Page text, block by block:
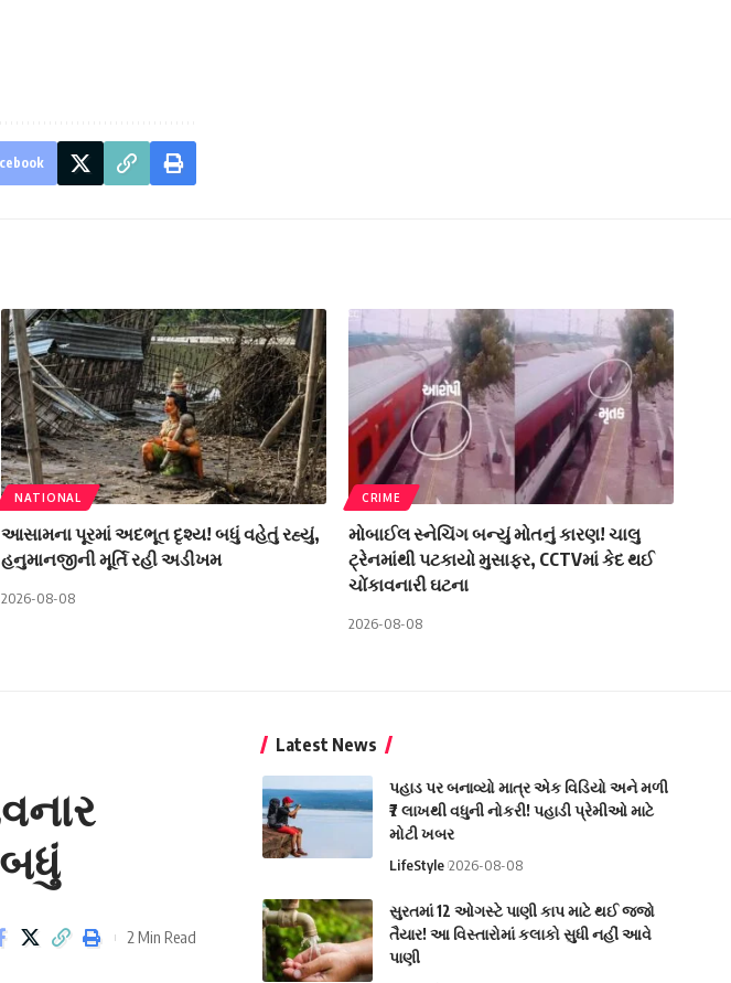
NATIONAL
આસામના પૂરમાં અદભૂત દૃશ્ય! બધું વહેતું રહ્યું,
હનુમાનજીની મૂર્તિ રહી અડીખમ
2026-08-08
CRIME
મોબાઈલ સ્નેચિંગ બન્યું મોતનું કારણ! ચાલુ
ટ્રેનમાંથી પટકાયો મુસાફર, CCTVમાં કેદ થઈ
ચોંકાવનારી ઘટના
2026-08-08
2 Min Read
Latest News
પહાડ પર બનાવ્યો માત્ર એક વિડિયો અને મળી
₹7 લાખથી વધુની નોકરી! પહાડી પ્રેમીઓ માટે
મોટી ખબર
LifeStyle 2026-08-08
સુરતમાં 12 ઓગસ્ટે પાણી કાપ માટે થઈ જજો
તૈયાર! આ વિસ્તારોમાં કલાકો સુધી નહીં આવે
પાણી